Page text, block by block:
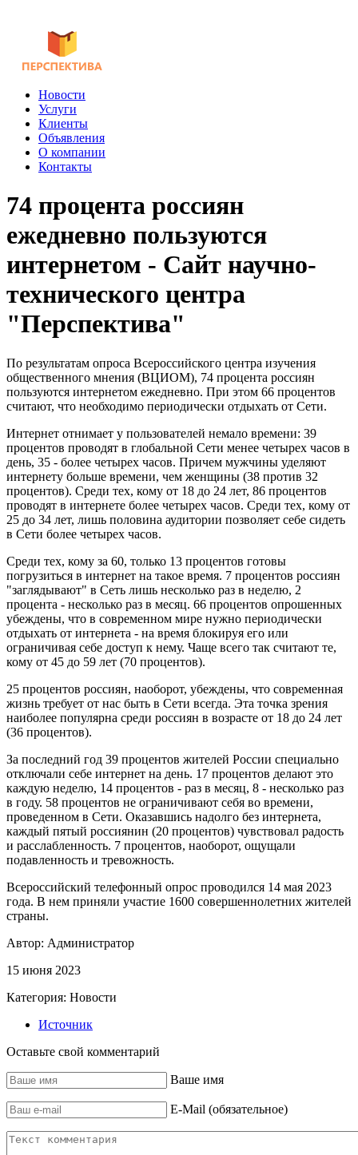
Новости
Услуги
Клиенты
Объявления
О компании
Контакты
74 процента россиян
ежедневно пользуются
интернетом - Сайт научно-
технического центра
"Перспектива"
По результатам опроса Всероссийского центра изучения
общественного мнения (ВЦИОМ), 74 процента россиян
пользуются интернетом ежедневно. При этом 66 процентов
считают, что необходимо периодически отдыхать от Сети.
Интернет отнимает у пользователей немало времени: 39
процентов проводят в глобальной Сети менее четырех часов в
день, 35 - более четырех часов. Причем мужчины уделяют
интернету больше времени, чем женщины (38 против 32
процентов). Среди тех, кому от 18 до 24 лет, 86 процентов
проводят в интернете более четырех часов. Среди тех, кому от
25 до 34 лет, лишь половина аудитории позволяет себе сидеть
в Сети более четырех часов.
Среди тех, кому за 60, только 13 процентов готовы
погрузиться в интернет на такое время. 7 процентов россиян
"заглядывают" в Сеть лишь несколько раз в неделю, 2
процента - несколько раз в месяц. 66 процентов опрошенных
убеждены, что в современном мире нужно периодически
отдыхать от интернета - на время блокируя его или
ограничивая себе доступ к нему. Чаще всего так считают те,
кому от 45 до 59 лет (70 процентов).
25 процентов россиян, наоборот, убеждены, что современная
жизнь требует от нас быть в Сети всегда. Эта точка зрения
наиболее популярна среди россиян в возрасте от 18 до 24 лет
(36 процентов).
За последний год 39 процентов жителей России специально
отключали себе интернет на день. 17 процентов делают это
каждую неделю, 14 процентов - раз в месяц, 8 - несколько раз
в году. 58 процентов не ограничивают себя во времени,
проведенном в Сети. Оказавшись надолго без интернета,
каждый пятый россиянин (20 процентов) чувствовал радость
и расслабленность. 7 процентов, наоборот, ощущали
подавленность и тревожность.
Всероссийский телефонный опрос проводился 14 мая 2023
года. В нем приняли участие 1600 совершеннолетних жителей
страны.
Автор: Администратор
15 июня 2023
Категория: Новости
Источник
Оставьте свой комментарий
Ваше имя
E-Mail (обязательное)